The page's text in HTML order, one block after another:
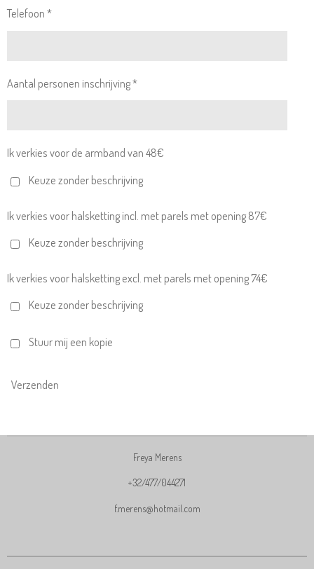
Telefoon *
Aantal personen inschrijving *
Ik verkies voor de armband van 48€
Keuze zonder beschrijving
Ik verkies voor halsketting incl. met parels met opening 87€
Keuze zonder beschrijving
Ik verkies voor halsketting excl. met parels met opening 74€
Keuze zonder beschrijving
Stuur mij een kopie
Verzenden
Freya Merens
+32/477/044271
f.merens@hotmail.com